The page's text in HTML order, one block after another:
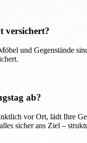
versichert?
und Gegenstände
ab?
vor Ort, lädt Ihre
sicher ans Ziel –